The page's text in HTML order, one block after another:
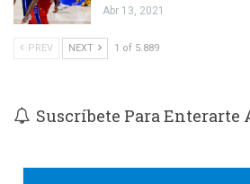
Abr 13, 2021
PREV NEXT 1 of 5.889
Suscríbete Para Enterarte